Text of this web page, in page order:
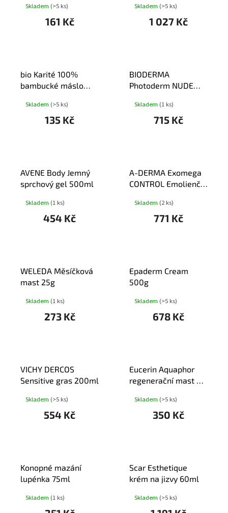
Skladem (>5 ks)
161 Kč
Skladem (>5 ks)
1 027 Kč
bio Karité 100%
bambucké máslo
Skladem (>5 ks)
135 Kč
BIODERMA
Photoderm NUDE
40ml
Skladem (1 ks)
715 Kč
AVENE Body Jemný
sprchový gel 500ml
Skladem (1 ks)
454 Kč
A-DERMA Exomega
CONTROL Emolienční
Skladem (2 ks)
771 Kč
WELEDA Měsíčková
mast 25g
Skladem (1 ks)
273 Kč
Epaderm Cream
500g
Skladem (>5 ks)
678 Kč
VICHY DERCOS
Sensitive gras 200ml
Skladem (>5 ks)
554 Kč
Eucerin Aquaphor
regenerační mast 45
Skladem (>5 ks)
350 Kč
Konopné mazání
lupénka 75ml
Skladem (1 ks)
Scar Esthetique
krém na jizvy 60ml
Skladem (>5 ks)